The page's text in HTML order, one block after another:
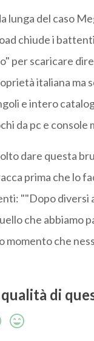
lunga del caso
chiude i
per scaricare
italiana ma
e intero
da pc e
dare questa
prima che lo
""Dopo diversi
che abbiamo
momento che
di